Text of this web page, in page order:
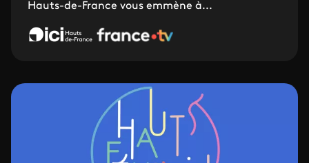
Hauts-de-France vous emmène à...